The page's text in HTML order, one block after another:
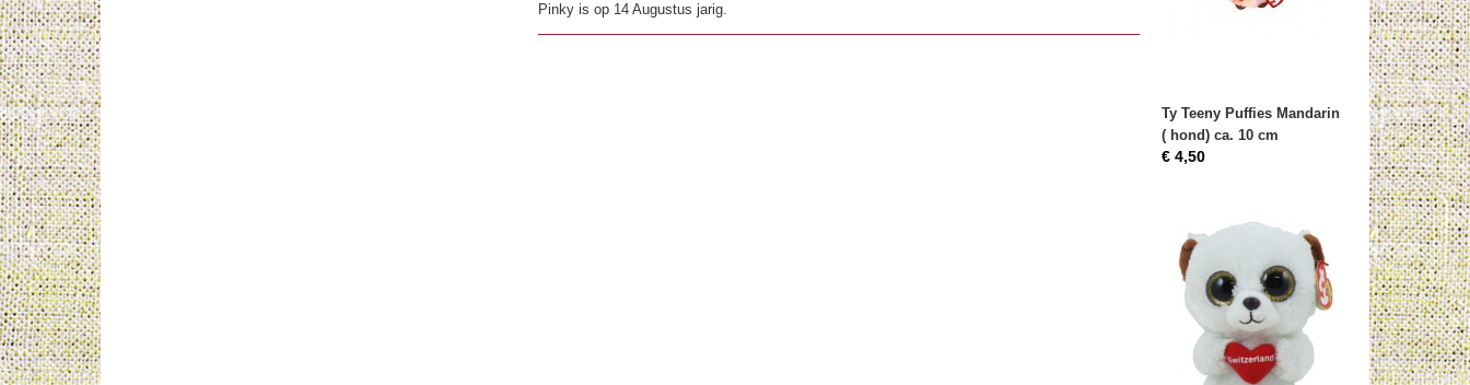
Pinky is op 14 Augustus jarig.
Ty Teeny Puffies Mandarin
( hond) ca. 10 cm
€ 4,50